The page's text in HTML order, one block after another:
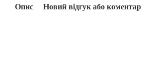
Опис Новий відгук або коментар